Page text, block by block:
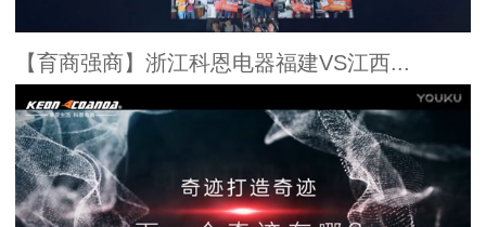
【育商强商】浙江科恩电器福建VS江西...